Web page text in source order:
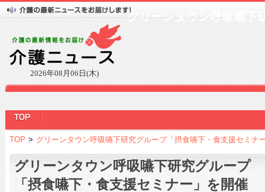
2026年08月06日(木)
グリーンタウン呼吸嚥下
TOP > グリーンタウン呼吸嚥下研究グループ「摂食嚥下・食支援セミナ
グリーンタウン呼吸嚥下研究グループ
「摂食嚥下・食支援セミナー」を開催